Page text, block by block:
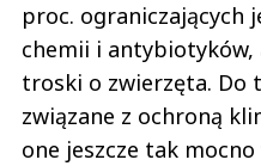
proc. ograniczających
chemii i
troski o zwierzęta. Do
związane z ochroną
one jeszcze tak